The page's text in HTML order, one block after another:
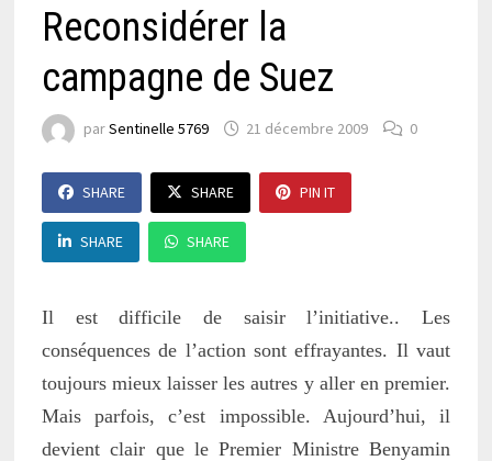
Reconsidérer la
campagne de Suez
parSentinelle 5769 21 décembre 2009 0
SHARE SHARE PIN IT
SHARE SHARE
Il est difficile de saisir l’initiative.. Les
conséquences de l’action sont effrayantes. Il vaut
toujours mieux laisser les autres y aller en premier.
Mais parfois, c’est impossible. Aujourd’hui, il
devient clair que le Premier Ministre Benyamin